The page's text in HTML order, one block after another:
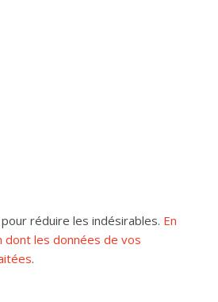
réduire les indésirables. En
dont les données de vos
.